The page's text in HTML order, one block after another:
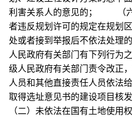
利害关系人的意见的； （六
者违反规划许可的规定在规划
处或者接到举报后不依法处
人民政府有关部门有下列行为
级人民政府有关部门责令改正
人员和其他直接责任人员依
取得选址意见书的建设项目
（二）未依法在国有土地使用